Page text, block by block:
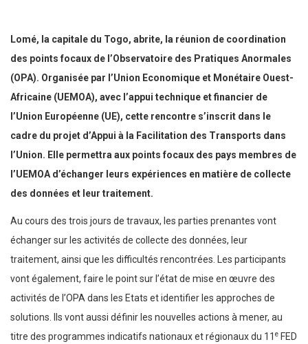
Lomé, la capitale du Togo, abrite, la réunion de coordination
des points focaux de l’Observatoire des Pratiques Anormales
(OPA). Organisée par l’Union Economique et Monétaire Ouest-
Africaine (UEMOA), avec l’appui technique et financier de
l’Union Européenne (UE), cette rencontre s’inscrit dans le
cadre du projet d’Appui à la Facilitation des Transports dans
l’Union. Elle permettra aux points focaux des pays membres de
l’UEMOA d’échanger leurs expériences en matière de collecte
des données et leur traitement.
Au cours des trois jours de travaux, les parties prenantes vont
échanger sur les activités de collecte des données, leur
traitement, ainsi que les difficultés rencontrées. Les participants
vont également, faire le point sur l’état de mise en œuvre des
activités de l’OPA dans les Etats et identifier les approches de
solutions. Ils vont aussi définir les nouvelles actions à mener, au
titre des programmes indicatifs nationaux et régionaux du 11 e FED